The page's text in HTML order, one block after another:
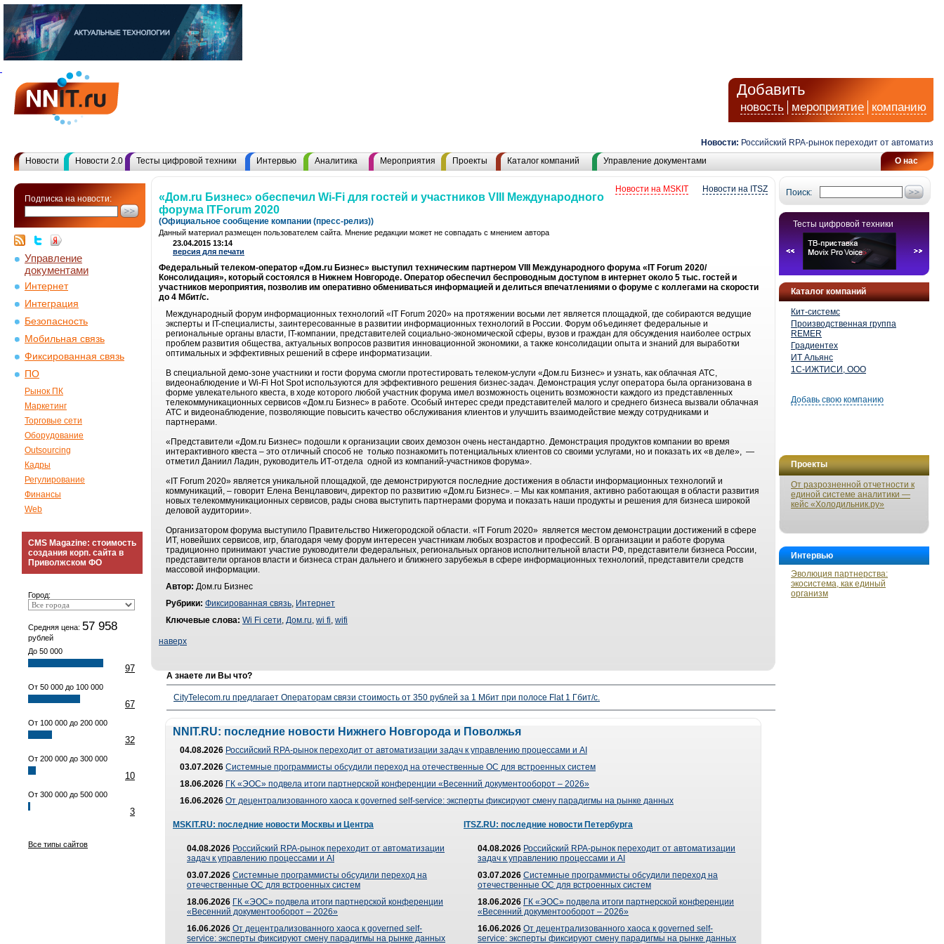
Добавить
новость мероприятие компанию
Новости: Российский RPA-рынок переходит от
О нас
Новости Новости 2.0 Тесты цифровой техники Интервью Аналитика Мероприятия Проекты Каталог компаний Управление документами
Подписка на новости:
Управление
документами
Интернет
Интеграция
Безопасность
Мобильная связь
Фиксированная связь
ПО
Рынок ПК
Маркетинг
Торговые сети
Оборудование
Outsourcing
Кадры
Регулирование
Финансы
Web
CMS Magazine: стоимость
создания корп. сайта в
Приволжском ФО
Город:
Средняя цена: 57 958
рублей
До 50 000
97
От 50 000 до 100 000
67
От 100 000 до 200 000
32
От 200 000 до 300 000
10
От 300 000 до 500 000
3
Все типы сайтов
Поиск:
Тесты цифровой техники
Каталог компаний
Кит-системс
Производственная группа
REMER
Градиентех
ИТ Альянс
1С-ИЖТИСИ, ООО
Добавь свою компанию
Проекты
От разрозненной отчетности к
единой системе аналитики —
кейс «Холодильник.ру»
Интервью
Эволюция партнерства:
экосистема, как единый
организм
Новости на ITSZ
Новости на MSKIT
«Дом.ru Бизнес» обеспечил Wi-Fi для гостей и участников VIII Международного
форума ITForum 2020
(Официальное сообщение компании (пресс-релиз))
Данный материал размещен пользователем сайта. Мнение редакции может не совпадать с мнением автора
23.04.2015 13:14
версия для печати
Федеральный телеком-оператор «Дом.ru Бизнес» выступил техническим партнером VIII Международного форума «IT Forum 2020/
Консолидация», который состоялся в Нижнем Новгороде. Оператор обеспечил беспроводным доступом в интернет около 5 тыс. гостей и
участников мероприятия, позволив им оперативно обмениваться информацией и делиться впечатлениями о форуме с коллегами на скорости
до 4 Мбит/с.
Международный форум информационных технологий «IT Forum 2020» на протяжении восьми лет является площадкой, где собираются ведущие
эксперты и IT-специалисты, заинтересованные в развитии информационных технологий в России. Форум объединяет федеральные и
региональные органы власти, IT-компании, представителей социально-экономической сферы, вузов и граждан для обсуждения наиболее острых
проблем развития общества, актуальных вопросов развития инновационной экономики, а также консолидации опыта и знаний для выработки
оптимальных и эффективных решений в сфере информатизации.
В специальной демо-зоне участники и гости форума смогли протестировать телеком-услуги «Дом.ru Бизнес» и узнать, как облачная АТС,
видеонаблюдение и Wi-Fi Hot Spot используются для эффективного решения бизнес-задач. Демонстрация услуг оператора была организована в
форме увлекательного квеста, в ходе которого любой участник форума имел возможность оценить возможности каждого из представленных
телекоммуникационных сервисов «Дом.ru Бизнес» в работе. Особый интерес среди представителей малого и среднего бизнеса вызвали облачная
АТС и видеонаблюдение, позволяющие повысить качество обслуживания клиентов и улучшить взаимодействие между сотрудниками и
партнерами.
«Представители «Дом.ru Бизнес» подошли к организации своих демозон очень нестандартно. Демонстрация продуктов компании во время
интерактивного квеста – это отличный способ не только познакомить потенциальных клиентов со своими услугами, но и показать их «в деле», —
отметил Даниил Ладин, руководитель ИТ-отдела одной из компаний-участников форума».
«IT Forum 2020» является уникальной площадкой, где демонстрируются последние достижения в области информационных технологий и
коммуникаций, – говорит Елена Венцлавович, директор по развитию «Дом.ru Бизнес». – Мы как компания, активно работающая в области развития
новых телекоммуникационных сервисов, рады снова выступить партнерами форума и показать наши продукты и решения для бизнеса широкой
деловой аудитории».
Организатором форума выступило Правительство Нижегородской области. «IT Forum 2020» является местом демонстрации достижений в сфере
ИТ, новейших сервисов, игр, благодаря чему форум интересен участникам любых возрастов и профессий. В организации и работе форума
традиционно принимают участие руководители федеральных, региональных органов исполнительной власти РФ, представители бизнеса России,
представители органов власти и бизнеса стран дальнего и ближнего зарубежья в сфере информационных технологий, представители средств
массовой информации.
Автор: Дом.ru Бизнес
Рубрики: Фиксированная связь, Интернет
Ключевые слова: Wi Fi сети, Дом.ru, wi fi, wifi
наверх
А знаете ли Вы что?
CityTelecom.ru предлагает Операторам связи стоимость от 350 рублей за 1 Мбит при полосе Flat 1 Гбит/с.
NNIT.RU: последние новости Нижнего Новгорода и Поволжья
04.08.2026 Российский RPA-рынок переходит от автоматизации задач к управлению процессами и AI
03.07.2026 Системные программисты обсудили переход на отечественные ОС для встроенных систем
18.06.2026 ГК «ЭОС» подвела итоги партнерской конференции «Весенний документооборот – 2026»
16.06.2026 От децентрализованного хаоса к governed self-service: эксперты фиксируют смену парадигмы на рынке данных
MSKIT.RU: последние новости Москвы и Центра
04.08.2026 Российский RPA-рынок переходит от автоматизации
задач к управлению процессами и AI
03.07.2026 Системные программисты обсудили переход на
отечественные ОС для встроенных систем
18.06.2026 ГК «ЭОС» подвела итоги партнерской конференции
«Весенний документооборот – 2026»
16.06.2026 От децентрализованного хаоса к governed self-
service: эксперты фиксируют смену парадигмы на рынке данных
ITSZ.RU: последние новости Петербурга
04.08.2026 Российский RPA-рынок переходит от автоматизации
задач к управлению процессами и AI
03.07.2026 Системные программисты обсудили переход на
отечественные ОС для встроенных систем
18.06.2026 ГК «ЭОС» подвела итоги партнерской конференции
«Весенний документооборот – 2026»
16.06.2026 От децентрализованного хаоса к governed self-
service: эксперты фиксируют смену парадигмы на рынке данных